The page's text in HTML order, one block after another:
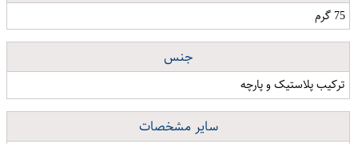
75 گرم
جنس
ترکیب پلاستیک و پارچه
سایر مشخصات